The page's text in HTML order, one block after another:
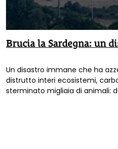
Brucia la Sardegna: un
Un disastro immane che ha
distrutto interi ecosistemi,
sterminato migliaia di animali: